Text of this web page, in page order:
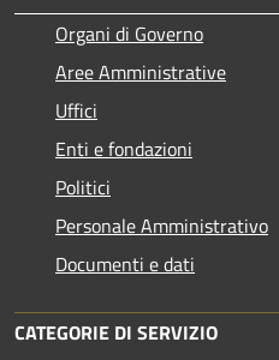
Organi di Governo
Aree Amministrative
Uffici
Enti e fondazioni
Politici
Personale Amministrativo
Documenti e dati
CATEGORIE DI SERVIZIO